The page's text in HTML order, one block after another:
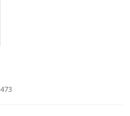
473